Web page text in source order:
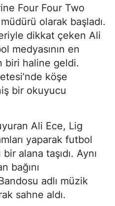
Four Four Two
olarak başladı.
dikkat çeken Ali
medyasının en
biri haline geldi.
köşe
bir okuyucu
Ali Ece, Lig
yaparak futbol
alana taşıdı. Aynı
bağını
adlı müzik
sahne aldı.